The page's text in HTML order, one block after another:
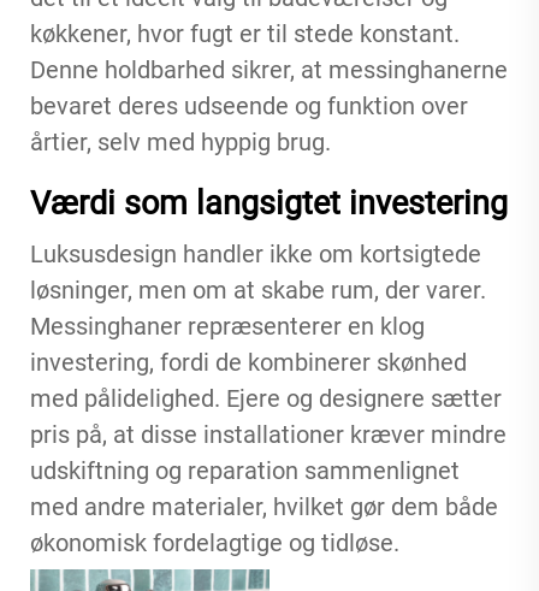
køkkener, hvor fugt er til stede konstant.
Denne holdbarhed sikrer, at messinghanerne
bevaret deres udseende og funktion over
årtier, selv med hyppig brug.
Værdi som langsigtet investering
Luksusdesign handler ikke om kortsigtede
løsninger, men om at skabe rum, der varer.
Messinghaner repræsenterer en klog
investering, fordi de kombinerer skønhed
med pålidelighed. Ejere og designere sætter
pris på, at disse installationer kræver mindre
udskiftning og reparation sammenlignet
med andre materialer, hvilket gør dem både
økonomisk fordelagtige og tidløse.